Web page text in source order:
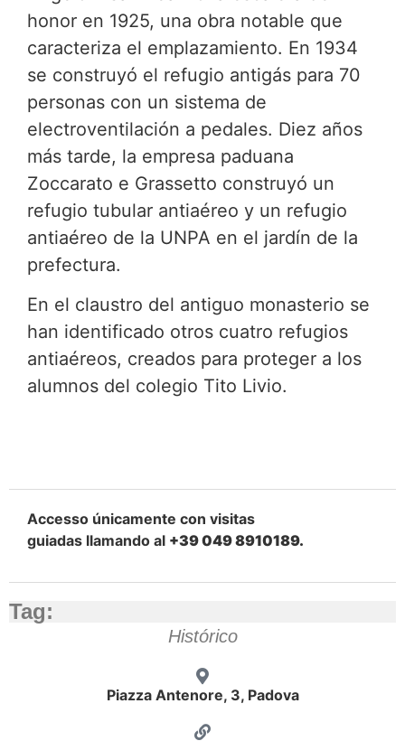
honor en 1925, una obra notable que
caracteriza el emplazamiento. En 1934
se construyó el refugio antigás para 70
personas con un sistema de
electroventilación a pedales. Diez años
más tarde, la empresa paduana
Zoccarato e Grassetto construyó un
refugio tubular antiaéreo y un refugio
antiaéreo de la UNPA en el jardín de la
prefectura.
En el claustro del antiguo monasterio se
han identificado otros cuatro refugios
antiaéreos, creados para proteger a los
alumnos del colegio Tito Livio.
Accesso únicamente con visitas
guiadas llamando al +39 049 8910189.
Tag:
Histórico
Piazza Antenore, 3, Padova